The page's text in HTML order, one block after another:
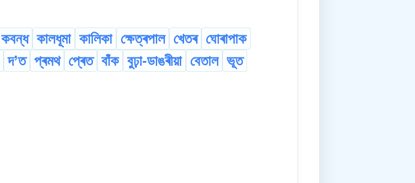
কবন্ধ কালধূমা কালিকা ক্ষেত্ৰপাল খেতৰ ঘোৰাপাক
দ’ত প্ৰমথ প্ৰেত বাঁক বুঢ়া-ডাঙৰীয়া বেতাল ভূত